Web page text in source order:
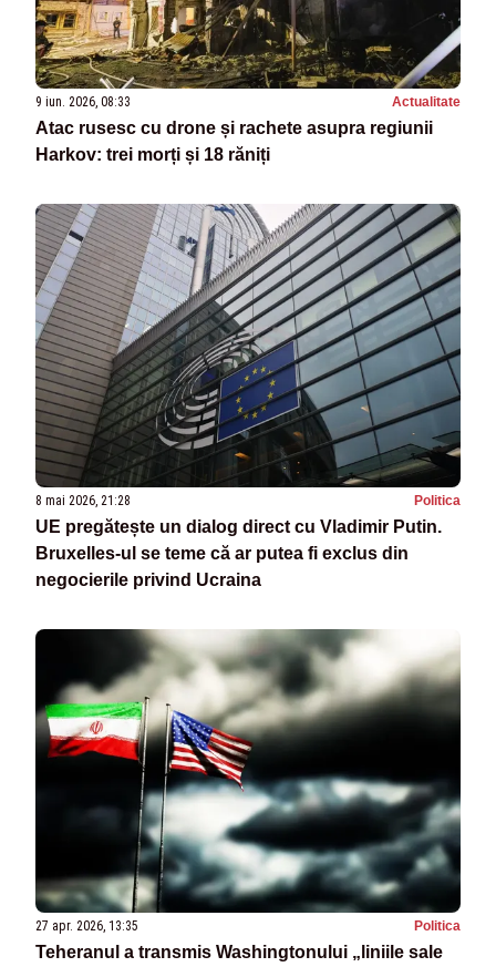
9 iun. 2026, 08:33 Actualitate
Atac rusesc cu drone și rachete asupra regiunii
Harkov: trei morți și 18 răniți
8 mai 2026, 21:28 Politica
UE pregătește un dialog direct cu Vladimir Putin.
Bruxelles-ul se teme că ar putea fi exclus din
negocierile privind Ucraina
27 apr. 2026, 13:35 Politica
Teheranul a transmis Washingtonului „liniile sale